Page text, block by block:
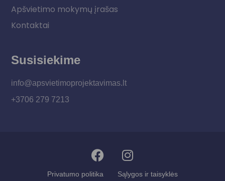
Apšvietimo mokymų įrašas
Kontaktai
Susisiekime
info@apsvietimoprojektavimas.lt
+3706 279 7213
Privatumo politika Sąlygos ir taisyklės